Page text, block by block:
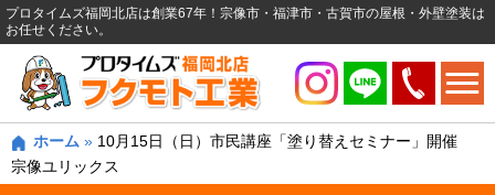
プロタイムズ福岡北店は創業67年！宗像市・福津市・古賀市の屋根・外壁塗装は
お任せください。
ホーム » 10月15日（日）市民講座「塗り替えセミナー」開催
宗像ユリックス